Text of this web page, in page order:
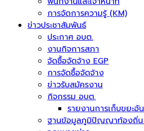
การจัดการความรู้ (KM)
ข่าวประชาสัมพันธ์
ประกาศ อบต.
งานกิจการสภา
จัดซื้อจัดจ้าง EGP
การจัดซื้อจัดจ้าง
ข่าวรับสมัครงาน
กิจกรรม อบต.
รายงานการเก็บขยะอั
ฐานข้อมูลภูมิปัญญาท้องถิ่น